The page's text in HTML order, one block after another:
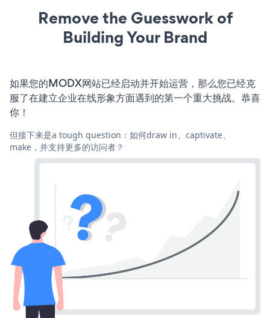
Remove the Guesswork of
Building Your Brand
如果您的MODX网站已经启动并开始运营，那么您已经克
服了在建立企业在线形象方面遇到的第一个重大挑战。恭喜
你！
但接下来是a tough question：如何draw in、captivate、
make，并支持更多的访问者？